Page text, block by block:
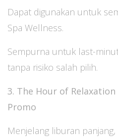
Dapat digunakan untuk
Spa Wellness.
Sempurna untuk last-
tanpa risiko salah pilih.
3. The Hour of
Promo
Menjelang liburan